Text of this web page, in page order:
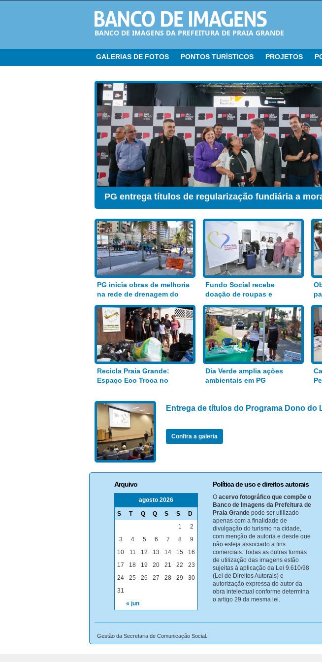
BANCO DE IMAGENS DA PREFEITURA DE PRAIA GRANDE
GALERIAS DE FOTOS PONTOS TURÍSTICOS PROJETOS
CER ganha Sala de Estimulação Sensorial
PG inicia obras de melhoria
na rede de drenagem do
Bairro Aviação
Fundo Social recebe
doação de roupas e
alimentos
Recicla Praia Grande:
Espaço Eco Troca no
Dia Verde amplia ações
ambientais em PG
Entrega de títulos do Programa Dono do
Confira a galeria
Arquivo
agosto 2026
S
T Q Q S S D
« jun
1
2
3
4 5 6 7 8
9
10
11 12 13 14 15
16
17
18 19 20 21 22
23
24
25 26 27 28 29
30
31
Política de uso e direitos autorais
O acervo fotográfico que compõe o
Banco de Imagens da Prefeitura de
Praia Grande pode ser utilizado
apenas com a finalidade de
divulgação do turismo na cidade,
com menção de autoria e desde que
não esteja associado a fins
comerciais. Todas as outras formas
de utilização das imagens estão
sujeitas à aplicação da Lei 9.610/98
(Lei de Direitos Autorais) e
autorização expressa do autor da
obra intelectual conforme determina
o artigo 29 da mesma lei.
Gestão da Secretaria de Comunicação Social.